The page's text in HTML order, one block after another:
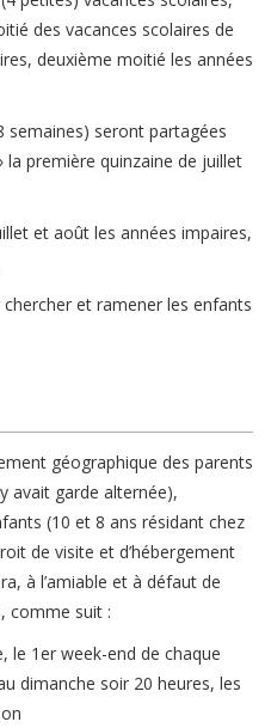
des vacances scolaires de
deuxième moitié les années
semaines) seront partagées
la première quinzaine de juillet
et août les années impaires,
et ramener les enfants
géographique des parents
avait garde alternée),
(10 et 8 ans résidant chez
de visite et d’hébergement
à l’amiable et à défaut de
comme suit :
le 1er week-end de chaque
dimanche soir 20 heures, les